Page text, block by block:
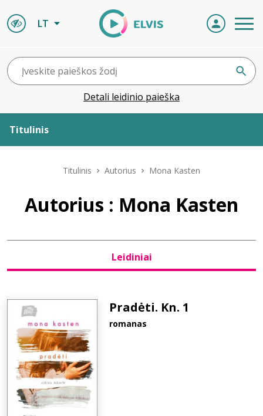
LT
Detali leidinio paieška
Titulinis
Leidiniai
D.U.K.
Titulinis Autorius Mona Kasten
Autorius : Mona Kasten
Leidiniai
Pradėti. Kn. 1
romanas